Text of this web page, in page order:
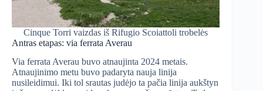
Cinque Torri vaizdas iš Rifugio Scoiattoli trobelės
Antras etapas: via ferrata Averau
Via ferrata Averau buvo atnaujinta 2024 metais.
Atnaujinimo metu buvo padaryta nauja linija
nusileidimui. Iki tol srautas judėjo ta pačia linija aukštyn